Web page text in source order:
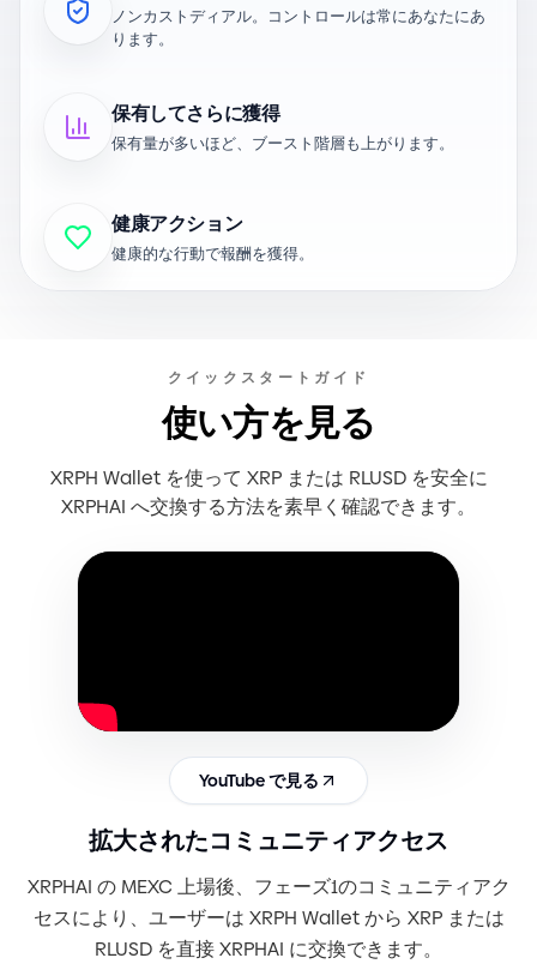
ノンカストディアル。コントロールは常にあなたにあ
ります。
保有してさらに獲得
保有量が多いほど、ブースト階層も上がります。
健康アクション
健康的な行動で報酬を獲得。
クイックスタートガイド
使い方を見る
XRPH Wallet を使って XRP または RLUSD を安全に
XRPHAI へ交換する方法を素早く確認できます。
YouTube で見る
拡大されたコミュニティアクセス
XRPHAI の MEXC 上場後、フェーズ1のコミュニティアク
セスにより、ユーザーは XRPH Wallet から XRP または
RLUSD を直接 XRPHAI に交換できます。